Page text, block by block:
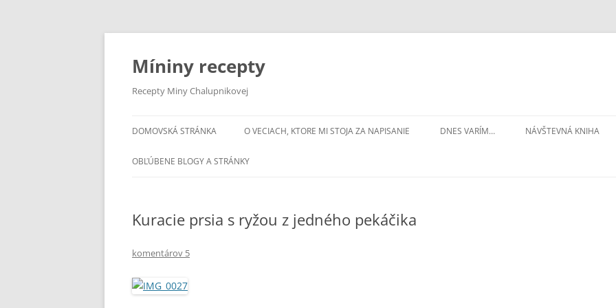
Preskočiť
obsah
Míniny recepty
Recepty Miny Chalupnikovej
DOMOVSKÁ STRÁNKA O VECIACH, KTORE MI STOJA ZA NAPISANIE DNES VARÍM… NÁVŠTEVNÁ KNIHA
OBĽÚBENE BLOGY A STRÁNKY
Kuracie prsia s ryžou z jedného pekáčika
komentárov 5